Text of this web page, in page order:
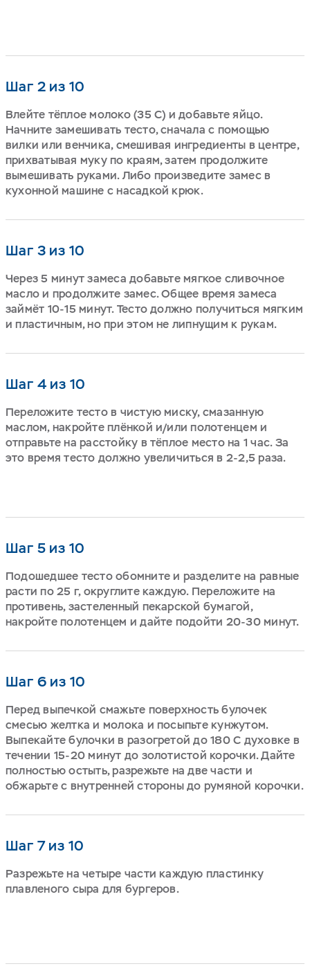
Шаг 2 из 10
Влейте тёплое молоко (35 С) и добавьте яйцо.
Начните замешивать тесто, сначала с помощью
вилки или венчика, смешивая ингредиенты в центре,
прихватывая муку по краям, затем продолжите
вымешивать руками. Либо произведите замес в
кухонной машине с насадкой крюк.
Шаг 3 из 10
Через 5 минут замеса добавьте мягкое сливочное
масло и продолжите замес. Общее время замеса
займёт 10-15 минут. Тесто должно получиться мягким
и пластичным, но при этом не липнущим к рукам.
Шаг 4 из 10
Переложите тесто в чистую миску, смазанную
маслом, накройте плёнкой и/или полотенцем и
отправьте на расстойку в тёплое место на 1 час. За
это время тесто должно увеличиться в 2-2,5 раза.
Шаг 5 из 10
Подошедшее тесто обомните и разделите на равные
расти по 25 г, округлите каждую. Переложите на
противень, застеленный пекарской бумагой,
накройте полотенцем и дайте подойти 20-30 минут.
Шаг 6 из 10
Перед выпечкой смажьте поверхность булочек
смесью желтка и молока и посыпьте кунжутом.
Выпекайте булочки в разогретой до 180 С духовке в
течении 15-20 минут до золотистой корочки. Дайте
полностью остыть, разрежьте на две части и
обжарьте с внутренней стороны до румяной корочки.
Шаг 7 из 10
Разрежьте на четыре части каждую пластинку
плавленого сыра для бургеров.